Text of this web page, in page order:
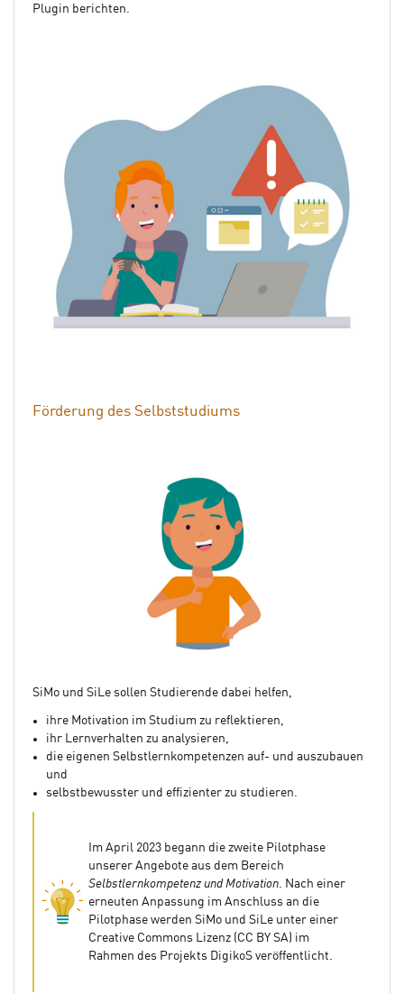
Plugin berichten.
Förderung des Selbststudiums
SiMo und SiLe sollen Studierende dabei helfen,
ihre Motivation im Studium zu reflektieren,
ihr Lernverhalten zu analysieren,
die eigenen Selbstlernkompetenzen auf- und auszubauen
und
selbstbewusster und effizienter zu studieren.
Im April 2023 begann die zweite Pilotphase
unserer Angebote aus dem Bereich
Selbstlernkompetenz und Motivation. Nach einer
erneuten Anpassung im Anschluss an die
Pilotphase werden SiMo und SiLe unter einer
Creative Commons Lizenz (CC BY SA) im
Rahmen des Projekts DigikoS veröffentlicht.